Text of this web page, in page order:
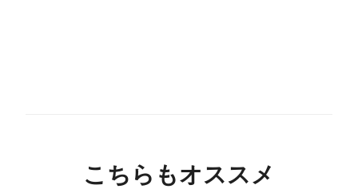
こちらもオススメ